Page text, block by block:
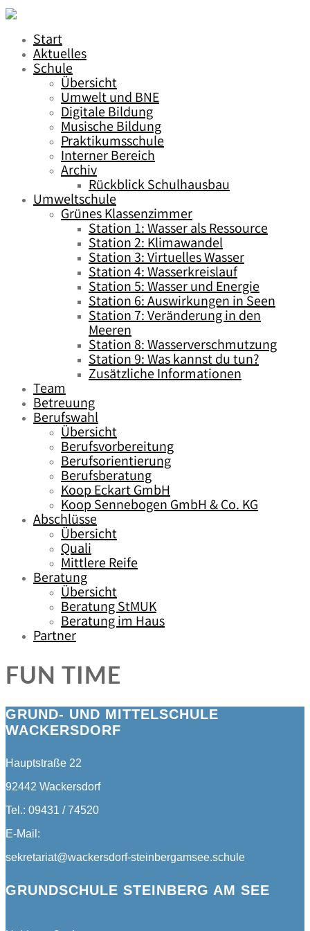
Start
Aktuelles
Schule
Übersicht
Umwelt und BNE
Digitale Bildung
Musische Bildung
Praktikumsschule
Interner Bereich
Archiv
Rückblick Schulhausbau
Umweltschule
Grünes Klassenzimmer
Station 1: Wasser als Ressource
Station 2: Klimawandel
Station 3: Virtuelles Wasser
Station 4: Wasserkreislauf
Station 5: Wasser und Energie
Station 6: Auswirkungen in Seen
Station 7: Veränderung in den
Meeren
Station 8: Wasserverschmutzung
Station 9: Was kannst du tun?
Zusätzliche Informationen
Team
Betreuung
Berufswahl
Übersicht
Berufsvorbereitung
Berufsorientierung
Berufsberatung
Koop Eckart GmbH
Koop Sennebogen GmbH & Co. KG
Abschlüsse
Übersicht
Quali
Mittlere Reife
Beratung
Übersicht
Beratung StMUK
Beratung im Haus
Partner
FUN TIME
GRUND- UND MITTELSCHULE
WACKERSDORF
Hauptstraße 22
92442 Wackersdorf
Tel.: 09431 / 74520
E-Mail:
sekretariat@wackersdorf-steinbergamsee.schule
GRUNDSCHULE STEINBERG AM SEE